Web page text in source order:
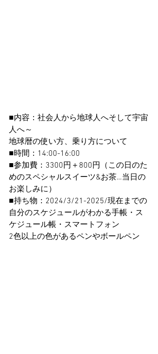
■内容：社会人から地球人へそして宇宙
人へ～
地球暦の使い方、乗り方について
■時間：14:00-16:00
■参加費：3300円＋800円（この日のた
めのスペシャルスイーツ&お茶…当日の
お楽しみに）
■持ち物：2024/3/21-2025/現在までの
自分のスケジュールがわかる手帳・ス
ケジュール帳・スマートフォン
2色以上の色があるペンやボールペン